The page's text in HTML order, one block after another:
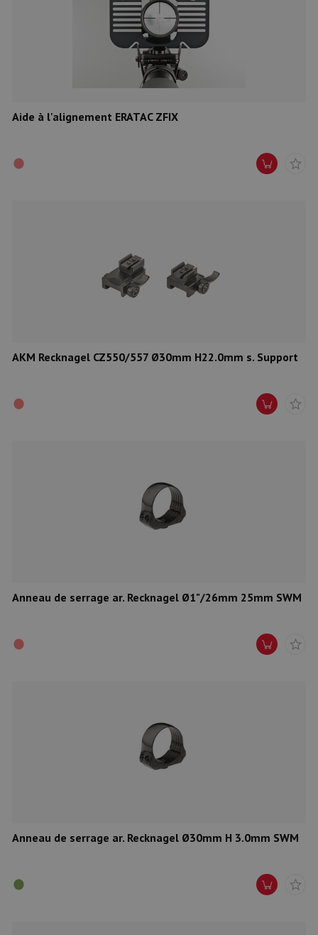
Aide à l'alignement ERATAC ZFIX
AKM Recknagel CZ550/557 Ø30mm H22.0mm s. Support
Anneau de serrage ar. Recknagel Ø1"/26mm 25mm SWM
Anneau de serrage ar. Recknagel Ø30mm H 3.0mm SWM